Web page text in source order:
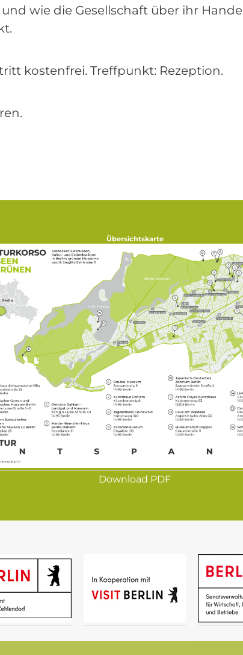
wie die Gesellschaft über ihr
kostenfrei. Treffpunkt: Rezeption.
Übersichtskarte
Download PDF